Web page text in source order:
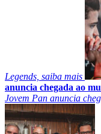
Legends, saiba mais
anuncia chegada ao
Jovem Pan anuncia